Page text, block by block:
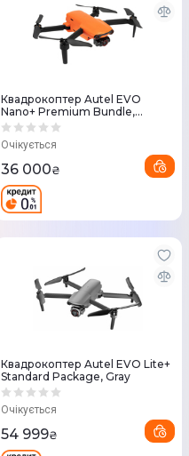
Квадрокоптер Autel EVO
Nano+ Premium Bundle,
Orange
Очікується
36 000₴
Квадрокоптер Autel EVO Lite+
Standard Package, Gray
Очікується
54 999₴